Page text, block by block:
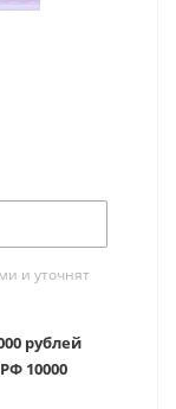
и уточнят
рублей
10000